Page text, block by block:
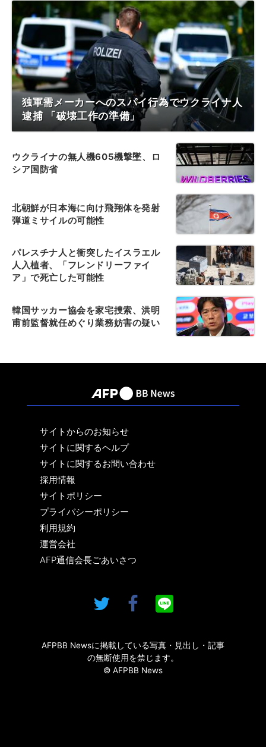
独軍需メーカーへのスパイ行為でウクライナ人
逮捕 「破壊工作の準備」
ウクライナの無人機605機撃墜、ロ
シア国防省
北朝鮮が日本海に向け飛翔体を発射
弾道ミサイルの可能性
パレスチナ人と衝突したイスラエル
人入植者、「フレンドリーファイ
ア」で死亡した可能性
韓国サッカー協会を家宅捜索、洪明
甫前監督就任めぐり業務妨害の疑い
サイトからのお知らせ
サイトに関するヘルプ
サイトに関するお問い合わせ
採用情報
サイトポリシー
プライバシーポリシー
利用規約
運営会社
AFP通信会長ごあいさつ
AFPBB Newsに掲載している写真・見出し・記事
の無断使用を禁じます。
© AFPBB News